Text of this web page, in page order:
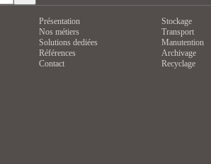
Présentation
Nos métiers
Solutions dediées
Références
Contact
Stockage
Transport
Manutention
Archivage
Recyclage